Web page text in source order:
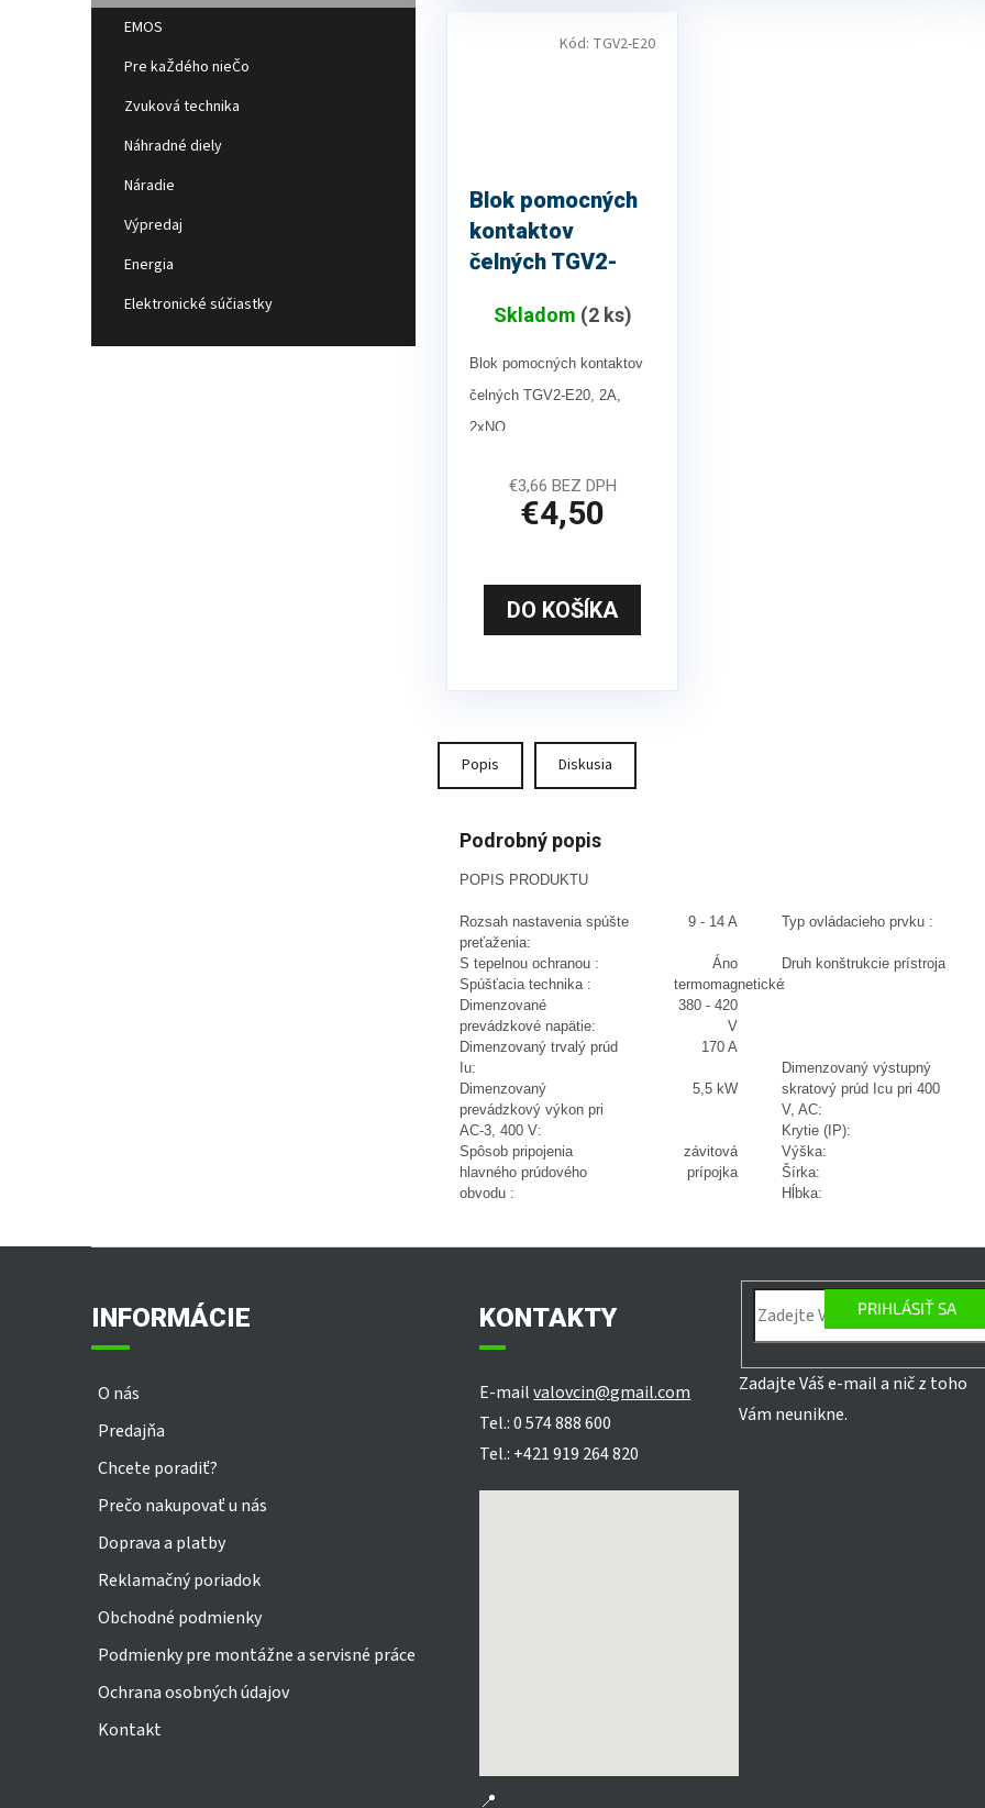
EMOS
Pre kaŽdého nieČo
Zvuková technika
Náhradné diely
Náradie
Výpredaj
Energia
Elektronické súčiastky
Blok pomocných
kontaktov
čelných TGV2-
Skladom (2 ks)
€3,66 BEZ DPH
€4,50
DO KOŠÍKA
Blok pomocných kontaktov
čelných TGV2-E20, 2A,
2xNO
PLU kód : 30854
Kód: TGV2-E20
Popis Diskusia
Podrobný popis
POPIS PRODUKTU
Rozsah nastavenia spúšte
preťaženia:
9 - 14 A
S tepelnou ochranou :
Áno
Spúšťacia technika :
termomagnetické
Dimenzované
prevádzkové napätie:
380 - 420
V
Dimenzovaný trvalý prúd
Iu:
170 A
Dimenzovaný
prevádzkový výkon pri
AC-3, 400 V:
5,5 kW
Spôsob pripojenia
hlavného prúdového
obvodu :
závitová
prípojka
Typ ovládacieho prvku :
Druh konštrukcie prístroja
:
Dimenzovaný výstupný
skratový prúd Icu pri 400
V, AC:
Krytie (IP):
Výška:
Šírka:
Hĺbka:
INFORMÁCIE
O nás
Predajňa
Chcete poradiť?
Prečo nakupovať u nás
Doprava a platby
Reklamačný poriadok
Obchodné podmienky
Podmienky pre montážne a servisné práce
Ochrana osobných údajov
Kontakt
KONTAKTY
E-mailvalovcin@gmail.com
Tel.: 0 574 888 600
Tel.: +421 919 264 820
📍
PRIHLÁSIŤ SA
Zadajte Váš e-mail a nič z toho
Vám neunikne.